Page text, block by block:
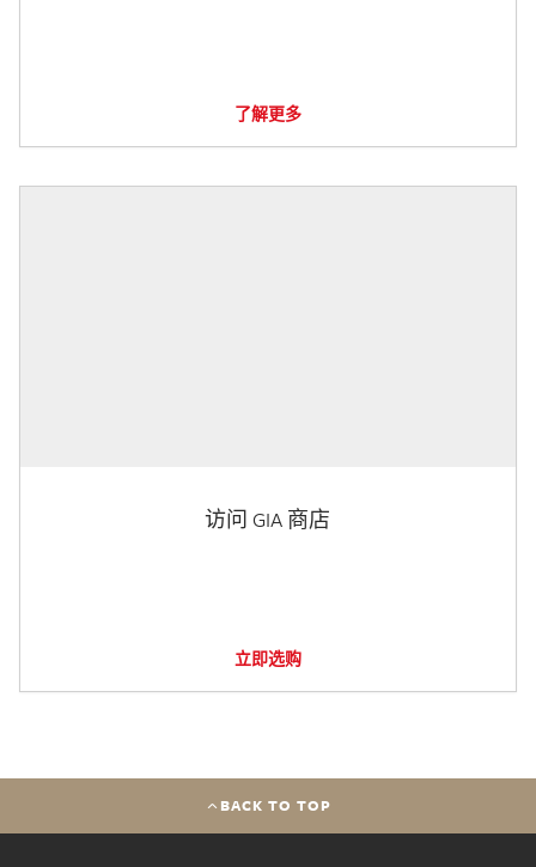
了解更多
访问 GIA 商店
立即选购
BACK TO TOP